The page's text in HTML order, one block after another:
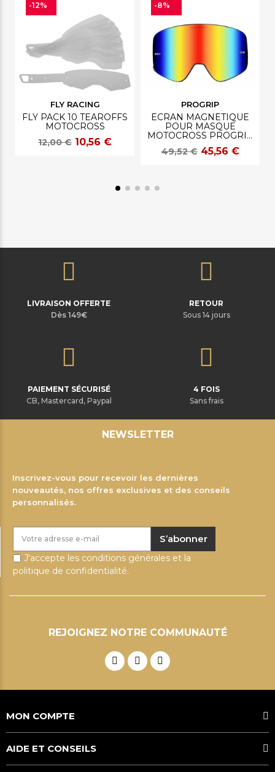
FLY RACING
FLY PACK 10 TEAROFFS
MOTOCROSS
12,00 € 10,56 €
-12%
PROGRIP
ÉCRAN MAGNÉTIQUE
POUR MASQUE
MOTOCROSS PROGRIP
3217
49,52 € 45,56 €
-8%
LIVRAISON OFFERTE
Dès 149€
RETOUR
Sous 14 jours
PAIEMENT SÉCURISÉ
CB, Mastercard, Paypal
4 FOIS
Sans frais
NEWSLETTER
Inscrivez-vous pour recevoir les dernières
nouveautés, nos offres exclusives et des conseils
personnalisés.
S’abonner
J'accepte les conditions générales et la
politique de confidentialité.
REJOIGNEZ NOTRE COMMUNAUTÉ
MON COMPTE
AIDE ET CONSEILS